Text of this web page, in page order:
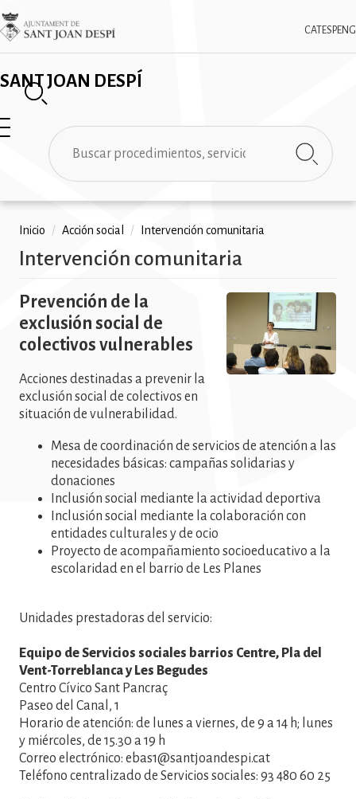
Pasar
al
contenido
SANT JOAN DESPÍ
CAT ESPENG
Imatge
✕
Buscar
Ruta
de
Inicio / Acción social / Intervención comunitaria
Intervención comunitaria
Prevención de la
exclusión social de
colectivos vulnerables
Acciones destinadas a prevenir la
exclusión social de colectivos en
situación de vulnerabilidad.
Mesa de coordinación de servicios de atención a las
necesidades básicas: campañas solidarias y
donaciones
Inclusión social mediante la actividad deportiva
Inclusión social mediante la colaboración con
entidades culturales y de ocio
Proyecto de acompañamiento socioeducativo a la
escolaridad en el barrio de Les Planes
Unidades prestadoras del servicio:
Equipo de Servicios sociales barrios Centre, Pla del
Vent-Torreblanca y Les Begudes
Centro Cívico Sant Pancraç
Paseo del Canal, 1
Horario de atención: de lunes a viernes, de 9 a 14 h; lunes
y miércoles, de 15.30 a 19 h
Correo electrónico: ebas1@santjoandespi.cat
Teléfono centralizado de Servicios sociales: 93 480 60 25